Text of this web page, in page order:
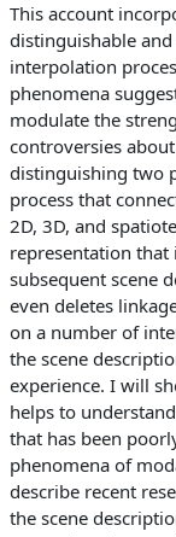
This account
distinguishable
interpolation
phenomena
modulate the
controversies
distinguishing two
process that
2D, 3D, and
representation that
subsequent scene
even deletes
on a number of
the scene
experience. I will
helps to
that has been
phenomena of
describe recent
the scene